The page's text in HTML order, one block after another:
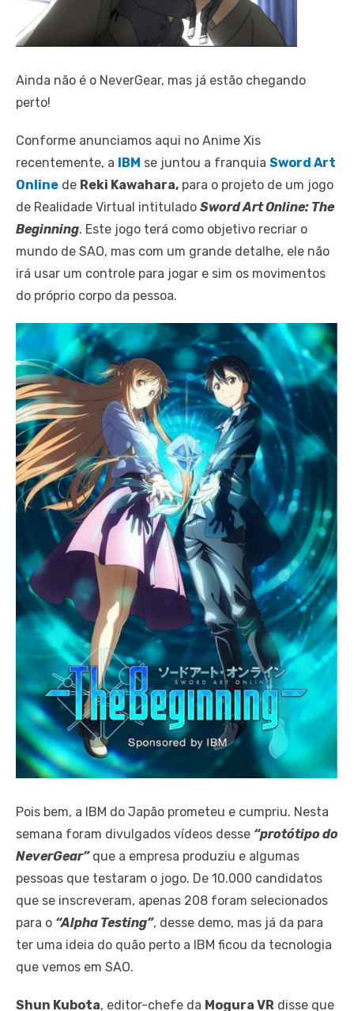
Ainda não é o NeverGear, mas já estão chegando
perto!
Conforme anunciamos aqui no Anime Xis
recentemente, a IBM se juntou a franquia Sword Art
Online de Reki Kawahara, para o projeto de um jogo
de Realidade Virtual intitulado Sword Art Online: The
Beginning. Este jogo terá como objetivo recriar o
mundo de SAO, mas com um grande detalhe, ele não
irá usar um controle para jogar e sim os movimentos
do próprio corpo da pessoa.
Pois bem, a IBM do Japão prometeu e cumpriu. Nesta
semana foram divulgados vídeos desse “protótipo do
NeverGear” que a empresa produziu e algumas
pessoas que testaram o jogo. De 10.000 candidatos
que se inscreveram, apenas 208 foram selecionados
para o “Alpha Testing”, desse demo, mas já da para
ter uma ideia do quão perto a IBM ficou da tecnologia
que vemos em SAO.
Shun Kubota, editor-chefe da Mogura VR disse que